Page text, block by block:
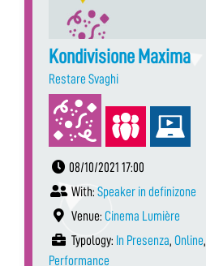
Kondivisione Maxima
Restare Svaghi
08/10/2021 17:00
With: Speaker in definizone
Venue: Cinema Lumière
Typology: In Presenza, Online,
Performance